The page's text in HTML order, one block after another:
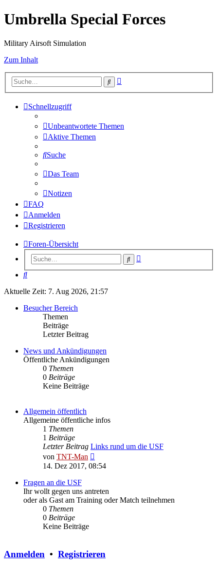
Umbrella Special Forces
Military Airsoft Simulation
Zum Inhalt
Suche
Schnellzugriff
Unbeantwortete Themen
Aktive Themen
Suche
Das Team
Notizen
FAQ
Anmelden
Registrieren
Foren-Übersicht
Suche
Suche
Aktuelle Zeit: 7. Aug 2026, 21:57
Besucher Bereich
Themen
Beiträge
Letzter Beitrag
News und Ankündigungen
Öffentliche Ankündigungen
0 Themen
0 Beiträge
Keine Beiträge
Allgemein öffentlich
Allgemeine öffentliche infos
1 Themen
1 Beiträge
Letzter Beitrag Links rund um die USF
von TNT-Man
Beitrag
14. Dez 2017, 08:54
Fragen an die USF
Ihr wollt gegen uns antreten
oder als Gast am Training oder Match teilnehmen
0 Themen
0 Beiträge
Keine Beiträge
Anmelden • Registrieren